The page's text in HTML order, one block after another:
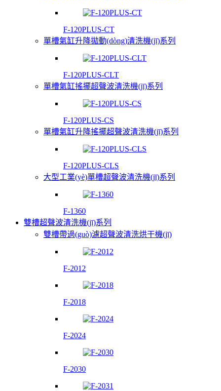
F-120PLUS-CT
單槽氣缸升降拋動(dòng)清洗機(jī)系列
F-120PLUS-CLT
單槽氣缸搖擺超聲波清洗機(jī)系列
F-120PLUS-CS
單槽氣缸升降搖擺超聲波清洗機(jī)系列
F-120PLUS-CLS
大型工業(yè)單槽超聲波清洗機(jī)系列
F-1360
雙槽超聲波清洗機(jī)系列
雙槽帶過(guò)濾超聲波清洗烘干機(jī)
F-2012
F-2018
F-2024
F-2030